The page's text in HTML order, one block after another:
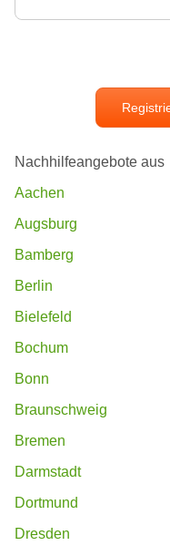
Nachhilfeangebote aus
Aachen
Augsburg
Bamberg
Berlin
Bielefeld
Bochum
Bonn
Braunschweig
Bremen
Darmstadt
Dortmund
Dresden